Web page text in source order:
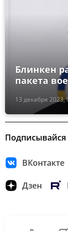
13 декабря 2023,
Блинкен
пакета
Подписывайся
ВКонтакте
Дзен